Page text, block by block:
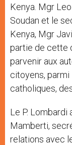
Kenya. Mgr
Soudan et le
Kenya, Mgr
partie de cette
parvenir aux
citoyens,
catholiques,
Le P. Lombardi
Mamberti,
relations avec